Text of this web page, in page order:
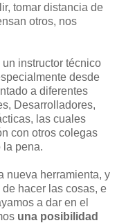
tomar distancia de
otros, nos
un instructor técnico
desde
a diferentes
Desarrolladores,
las cuales
con otros colegas
la pena.
nueva herramienta, y
hacer las cosas, e
a dar en el
una posibilidad